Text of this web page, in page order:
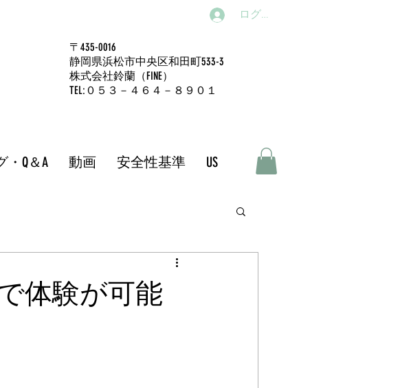
ログイン
〒435-0016
静岡県浜松市中央区和田町533-3
​株式会社鈴蘭（FINE）
​TEL:０５３－４６４－８９０１
Q＆A 動画 安全性基準 US
体験が可能